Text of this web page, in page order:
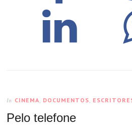
In CINEMA, DOCUMENTOS,
Pelo telefone